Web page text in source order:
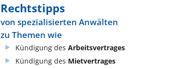
Rechtstipps
von spezialisierten Anwälten
zu Themen wie
Kündigung des Arbeitsvertrages
Kündigung des Mietvertrages